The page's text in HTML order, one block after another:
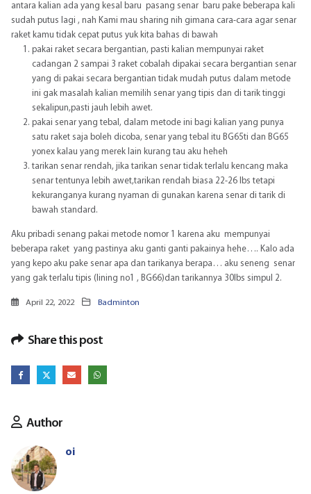
antara kalian ada yang kesal baru pasang senar baru pake beberapa kali
sudah putus lagi , nah Kami mau sharing nih gimana cara-cara agar senar
raket kamu tidak cepat putus yuk kita bahas di bawah
pakai raket secara bergantian, pasti kalian mempunyai raket
cadangan 2 sampai 3 raket cobalah dipakai secara bergantian senar
yang di pakai secara bergantian tidak mudah putus dalam metode
ini gak masalah kalian memilih senar yang tipis dan di tarik tinggi
sekalipun,pasti jauh lebih awet.
pakai senar yang tebal, dalam metode ini bagi kalian yang punya
satu raket saja boleh dicoba, senar yang tebal itu BG65ti dan BG65
yonex kalau yang merek lain kurang tau aku heheh
tarikan senar rendah, jika tarikan senar tidak terlalu kencang maka
senar tentunya lebih awet,tarikan rendah biasa 22-26 lbs tetapi
kekuranganya kurang nyaman di gunakan karena senar di tarik di
bawah standard.
Aku pribadi senang pakai metode nomor 1 karena aku mempunyai
beberapa raket yang pastinya aku ganti ganti pakainya hehe…. Kalo ada
yang kepo aku pake senar apa dan tarikanya berapa… aku seneng senar
yang gak terlalu tipis (lining no1 , BG66)dan tarikannya 30lbs simpul 2.
April 22, 2022 Badminton
Share this post
Author
oi